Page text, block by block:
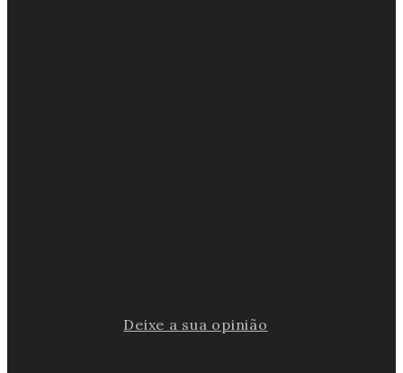
Deixe a sua opinião